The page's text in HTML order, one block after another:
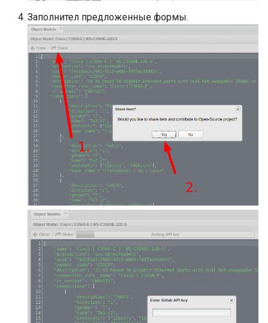
Заполнител предложенные формы.